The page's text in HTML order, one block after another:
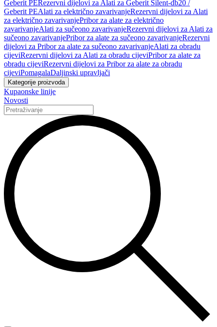
Geberit PERezervni dijelovi za Alati za Geberit Silent-db20 /
Geberit PEAlati za električno zavarivanjeRezervni dijelovi za Alati
za električno zavarivanjePribor za alate za električno
zavarivanjeAlati za sučeono zavarivanjeRezervni dijelovi za Alati za
sučeono zavarivanjePribor za alate za sučeono zavarivanjeRezervni
dijelovi za Pribor za alate za sučeono zavarivanjeAlati za obradu
cijeviRezervni dijelovi za Alati za obradu cijeviPribor za alate za
obradu cijeviRezervni dijelovi za Pribor za alate za obradu
cijeviPomagalaDaljinski upravljači
Kategorije proizvoda
Kupaonske linije
Novosti